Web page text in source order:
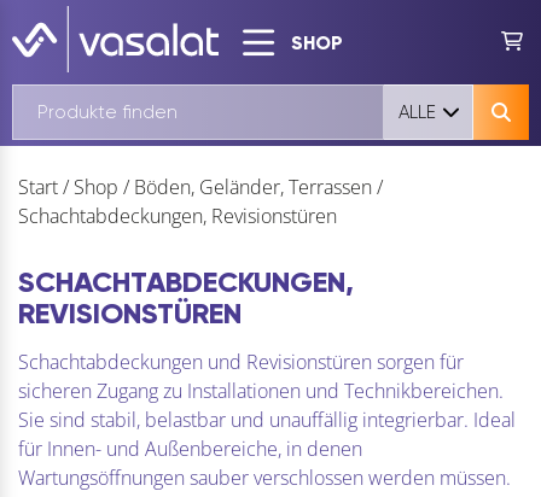
SHOP
ALLE
Start/ Shop / Böden, Geländer, Terrassen/
Schachtabdeckungen, Revisionstüren
SCHACHTABDECKUNGEN,
REVISIONSTÜREN
Schachtabdeckungen und Revisionstüren sorgen für
sicheren Zugang zu Installationen und Technikbereichen.
Sie sind stabil, belastbar und unauffällig integrierbar. Ideal
für Innen- und Außenbereiche, in denen
Wartungsöffnungen sauber verschlossen werden müssen.